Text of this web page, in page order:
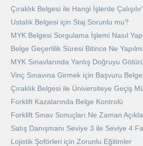
Çıraklık Belgesi ile Hangi İşlerde
Ustalık Belgesi için Staj Sorunlu mu?
MYK Belgesi Sorgulama İşlemi Nasıl
Belge Geçerlilik Süresi Bitince Ne
MYK Sınavlarında Yanlış Doğruyu
Vinç Sınavına Girmek için Başvuru
Çıraklık Belgesi ile Üniversiteye Geçiş
Forklift Kazalarında Belge Kontrolü
Forklift Sınav Sonuçları Ne Zaman
Satış Danışmanı Seviye 3 ile Seviye 4
Lojistik Şoförleri için Zorunlu Eğitimler